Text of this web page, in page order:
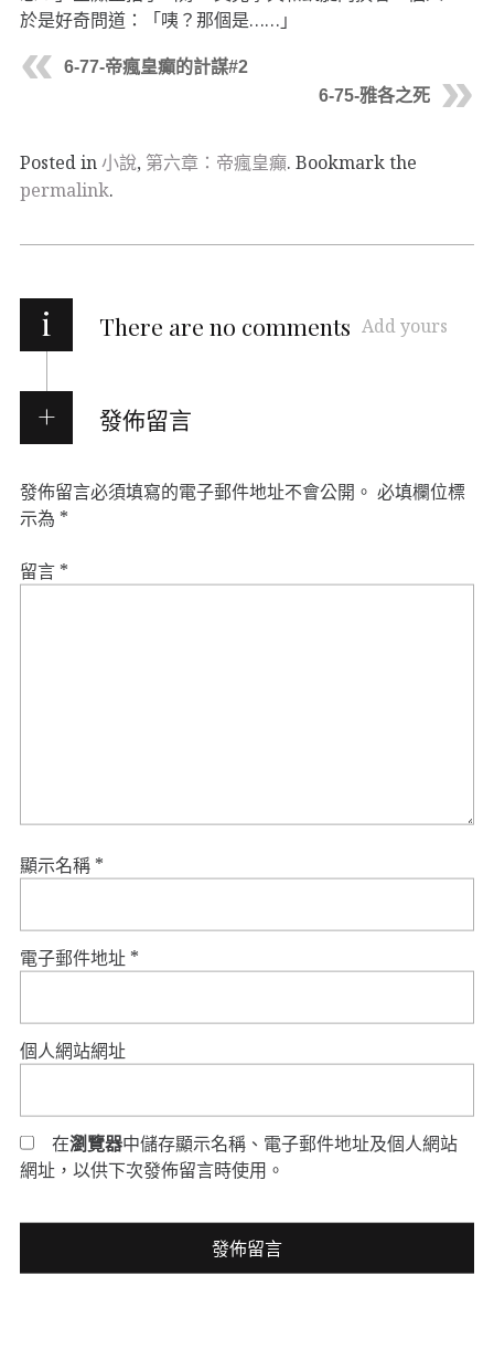
於是好奇問道：「咦？那個是……」
6-77-帝瘋皇癲的計謀#2
6-75-雅各之死
Posted in小說, 第六章：帝瘋皇癲. Bookmark the
permalink.
i There are no comments Add yours
發佈留言
發佈留言必須填寫的電子郵件地址不會公開。 必填欄位標
示為 *
留言 *
顯示名稱 *
電子郵件地址 *
個人網站網址
在瀏覽器中儲存顯示名稱、電子郵件地址及個人網站
網址，以供下次發佈留言時使用。